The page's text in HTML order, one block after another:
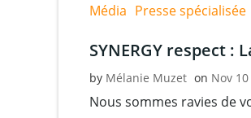
Média Presse spécialisée
SYNERGY respect :
by Mélanie Muzet on Nov 10
Nous sommes ravies de